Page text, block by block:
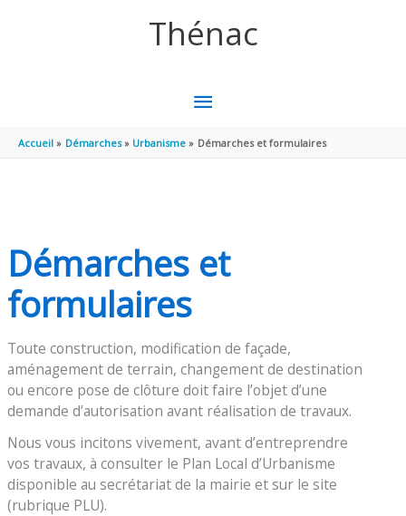
Thénac
MENU
PRINCIPAL
Accueil Démarches Urbanisme Démarches et formulaires
Démarches et
formulaires
Toute construction, modification de façade,
aménagement de terrain, changement de destination
ou encore pose de clôture doit faire l’objet d’une
demande d’autorisation avant réalisation de travaux.
Nous vous incitons vivement, avant d’entreprendre
vos travaux, à consulter le Plan Local d’Urbanisme
disponible au secrétariat de la mairie et sur le site
(rubrique PLU).